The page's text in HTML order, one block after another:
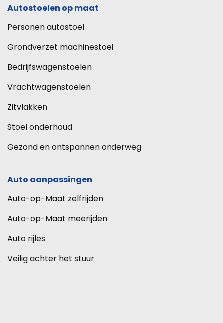
Autostoelen op maat
Personen autostoel
Grondverzet machinestoel
Bedrijfswagenstoelen
Vrachtwagenstoelen
Zitvlakken
Stoel onderhoud
Gezond en ontspannen onderweg
Auto aanpassingen
Auto-op-Maat zelfrijden
Auto-op-Maat meerijden
Auto rijles
Veilig achter het stuur